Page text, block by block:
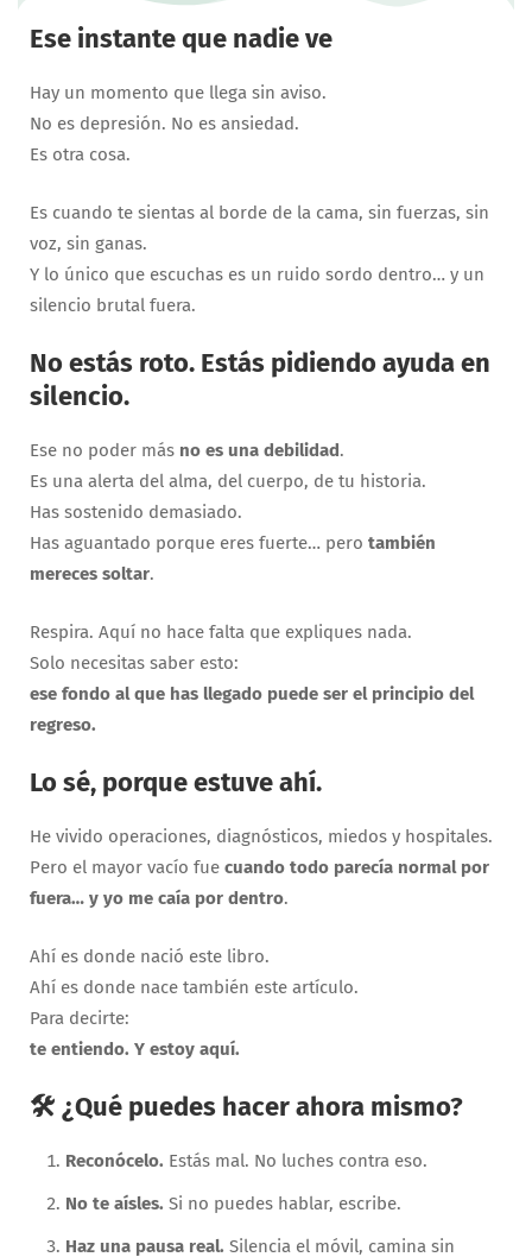
Ese instante que nadie ve
Hay un momento que llega sin aviso.
No es depresión. No es ansiedad.
Es otra cosa.
Es cuando te sientas al borde de la cama, sin fuerzas, sin
voz, sin ganas.
Y lo único que escuchas es un ruido sordo dentro… y un
silencio brutal fuera.
No estás roto. Estás pidiendo ayuda en
silencio.
Ese no poder más no es una debilidad.
Es una alerta del alma, del cuerpo, de tu historia.
Has sostenido demasiado.
Has aguantado porque eres fuerte… pero también
mereces soltar.
Respira. Aquí no hace falta que expliques nada.
Solo necesitas saber esto:
ese fondo al que has llegado puede ser el principio del
regreso.
Lo sé, porque estuve ahí.
He vivido operaciones, diagnósticos, miedos y hospitales.
Pero el mayor vacío fue cuando todo parecía normal por
fuera… y yo me caía por dentro.
Ahí es donde nació este libro.
Ahí es donde nace también este artículo.
Para decirte:
te entiendo. Y estoy aquí.
🛠️ ¿Qué puedes hacer ahora mismo?
Reconócelo. Estás mal. No luches contra eso.
No te aísles. Si no puedes hablar, escribe.
Haz una pausa real. Silencia el móvil, camina sin